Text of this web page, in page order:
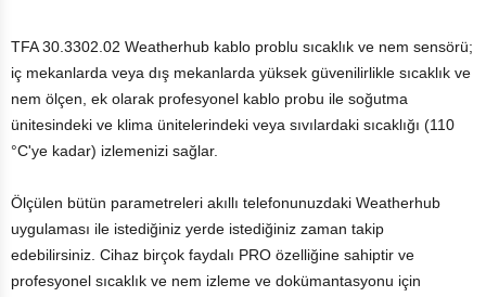
TFA 30.3302.02 Weatherhub kablo problu sıcaklık ve nem sensörü;
iç mekanlarda veya dış mekanlarda yüksek güvenilirlikle sıcaklık ve
nem ölçen, ek olarak profesyonel kablo probu ile soğutma
ünitesindeki ve klima ünitelerindeki veya sıvılardaki sıcaklığı (110
°C'ye kadar) izlemenizi sağlar.
Ölçülen bütün parametreleri akıllı telefonunuzdaki Weatherhub
uygulaması ile istediğiniz yerde istediğiniz zaman takip
edebilirsiniz. Cihaz birçok faydalı PRO özelliğine sahiptir ve
profesyonel sıcaklık ve nem izleme ve dokümantasyonu için